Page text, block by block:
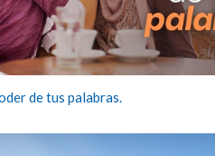
de tus palabras.